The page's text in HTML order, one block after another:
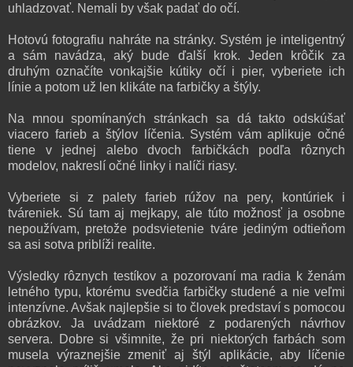
uhladzovať. Nemali by však padať do očí.
Hotovú fotografiu nahráte na stránky. Systém je inteligentný
a sám navádza, aký bude ďalší krok. Jeden krôčik za
druhým označíte vonkajšie kútiky očí i pier, vyberiete ich
línie a potom už len klikáte na farbičky a štýly.
Na mnou spomínaných stránkach sa dá takto odskúšať
viacero farieb a štýlov líčenia. Systém vám aplikuje očné
tiene v jednej alebo dvoch farbičkách podľa rôznych
modelov, nakreslí očné linky i nalíči riasy.
Vyberiete si z palety farieb rúžov na pery, kontúriek i
tváreniek. Sú tam aj mejkapy, ale túto možnosť ja osobne
nepoužívam, pretože podsvietenie tváre jediným odtieňom
sa asi sotva priblíži realite.
Výsledky rôznych testíkov a pozorovaní ma radia k ženám
letného typu, ktorému svedčia farbičky studené a nie veľmi
intenzívne. Avšak najlepšie si to človek predstaví s pomocou
obrázkov. Ja uvádzam niektoré z podarených návrhov
servera. Dobre si všimnite, že pri niektorých farbách som
musela výraznejšie zmeniť aj štýl aplikácie, aby líčenie